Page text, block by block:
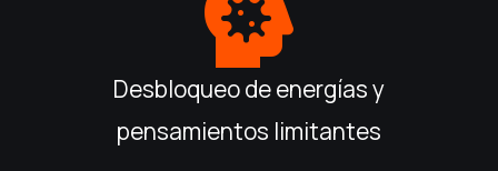
Desbloqueo de energías y
pensamientos limitantes